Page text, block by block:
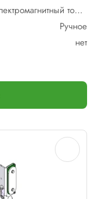
Фрикционный тормоз, Электромагнитный тормоз
Ручное
нет